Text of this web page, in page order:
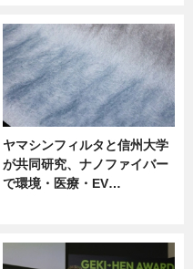
ヤマシンフィルタと信州大学
が共同研究、ナノファイバー
で環境・医療・EV…